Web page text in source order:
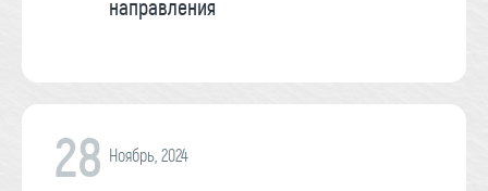
направления
28 Ноябрь, 2024